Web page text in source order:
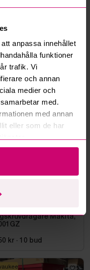
anpassa innehållet
funktioner
trafik. Vi
och annan
medier och
med.
med annan
eller som de har
svar
Makita,
kr · 10 bud